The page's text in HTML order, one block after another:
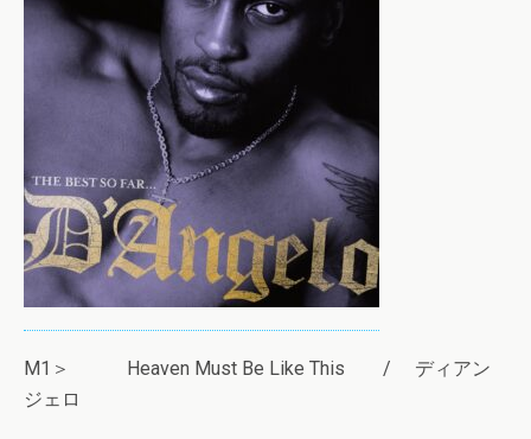
M1＞ Heaven Must Be Like This / ディアン
ジェロ